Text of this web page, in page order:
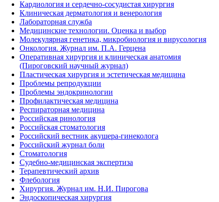
Кардиология и сердечно-сосудистая хирургия
Клиническая дерматология и венерология
Лабораторная служба
Медицинские технологии. Оценка и выбор
Молекулярная генетика, микробиология и вирусология
Онкология. Журнал им. П.А. Герцена
Оперативная хирургия и клиническая анатомия
(Пироговский научный журнал)
Пластическая хирургия и эстетическая медицина
Проблемы репродукции
Проблемы эндокринологии
Профилактическая медицина
Респираторная медицина
Российская ринология
Российская стоматология
Российский вестник акушера-гинеколога
Российский журнал боли
Стоматология
Судебно-медицинская экспертиза
Терапевтический архив
Флебология
Хирургия. Журнал им. Н.И. Пирогова
Эндоскопическая хирургия